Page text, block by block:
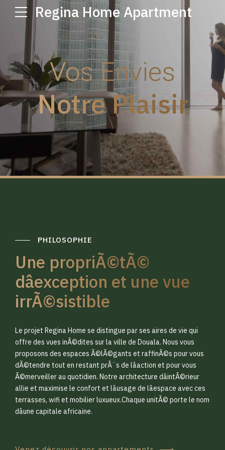
Regina Home Apartment
Vos Envies
Notre Plaisir
PHILOSOPHIE
Une propriÃ©tÃ©
dâexception et une vue
irrÃ©sistible
Le projet Regina Home se distingue par ses aires de vie qui
offre des vues inÃ©dites sur la ville de Douala. Nous vous
proposons des espaces Ã©lÃ©gants et raffinÃ©s pour vous
dÃ©tendre tout en restant prÃ¨s de lâaction et pour vous
Ã©merveiller au quotidien. Notre architecture dâintÃ©rieur
allie et maximise le confort et lâusage de lâespace avec ces
terrasses, wifi et mobilier luxueux.Chaque unitÃ© porte le nom
dâune capitale africaine.
0
1
2
3
0
1
2
3